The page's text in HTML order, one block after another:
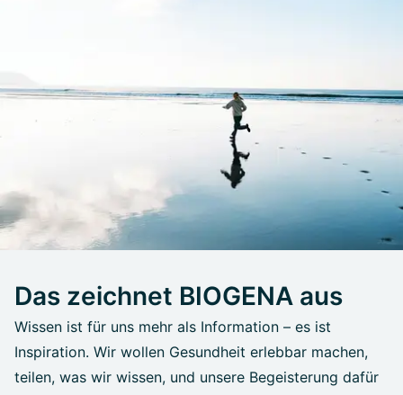
Das zeichnet BIOGENA aus
Wissen ist für uns mehr als Information – es ist
Inspiration. Wir wollen Gesundheit erlebbar machen,
teilen, was wir wissen, und unsere Begeisterung dafür